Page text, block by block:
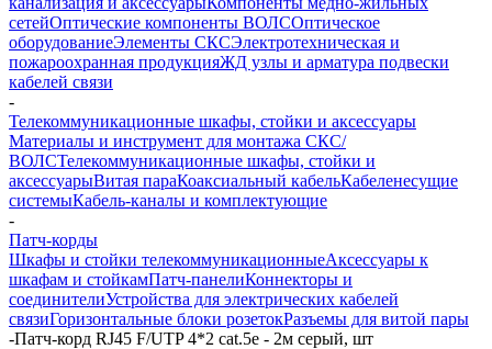
сетейОптические компоненты ВОЛСОптическое
оборудованиеЭлементы СКСЭлектротехническая и
пожароохранная продукцияЖД узлы и арматура подвески
кабелей связи
-
Телекоммуникационные шкафы, стойки и аксессуары
Материалы и инструмент для монтажа СКС/
ВОЛСТелекоммуникационные шкафы, стойки и
аксессуарыВитая параКоаксиальный кабельКабеленесущие
системыКабель-каналы и комплектующие
-
Патч-корды
Шкафы и стойки телекоммуникационныеАксессуары к
шкафам и стойкамПатч-панелиКоннекторы и
соединителиУстройства для электрических кабелей
связиГоризонтальные блоки розетокРазъемы для витой пары
-Патч-корд RJ45 F/UTP 4*2 cat.5е - 2м серый, шт